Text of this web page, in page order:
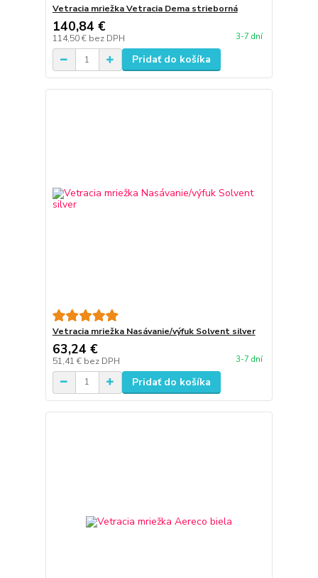
Vetracia mriežka Vetracia Dema strieborná
140,84 €
114,50 € bez DPH 3-7 dní
Pridať do košíka
Vetracia mriežka Nasávanie/výfuk Solvent silver
63,24 €
51,41 € bez DPH 3-7 dní
Pridať do košíka